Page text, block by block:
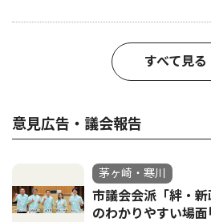
すべて見る
意見広告・議会報告
茅ヶ崎・寒川
市議会会派「絆・
のわかりやすい場面